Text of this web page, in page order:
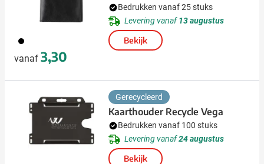
001
vanaf 3,30
Bedrukken vanaf 25 stuks
Levering vanaf13 augustus
Bekijk
Gerecycleerd
Kaarthouder Recycle Vega
Bedrukken vanaf 100 stuks
Levering vanaf24 augustus
Bekijk